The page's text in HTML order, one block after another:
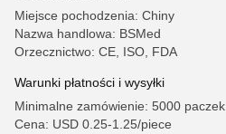
Miejsce pochodzenia: Chiny
Nazwa handlowa: BSMed
Orzecznictwo: CE, ISO, FDA
Warunki płatności i wysyłki
Minimalne zamówienie: 5000 paczek
Cena: USD 0.25-1.25/piece